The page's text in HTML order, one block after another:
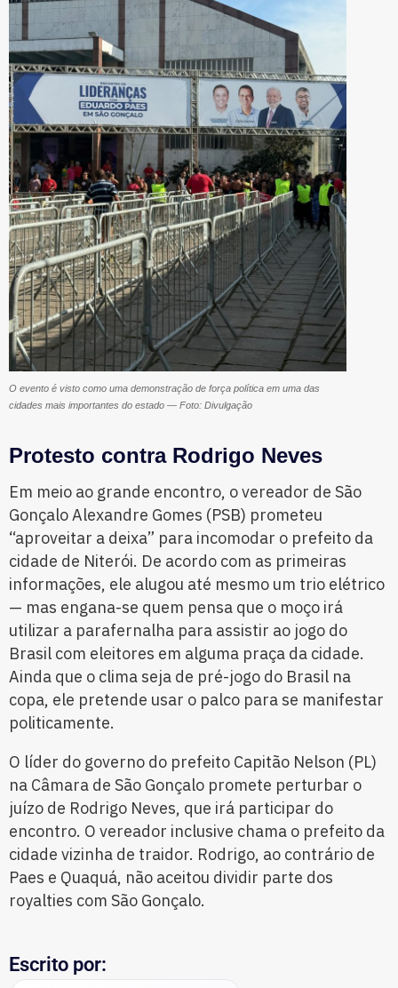
O evento é visto como uma demonstração de força política em uma das
cidades mais importantes do estado — Foto: Divulgação
Protesto contra Rodrigo Neves
Em meio ao grande encontro, o vereador de São
Gonçalo Alexandre Gomes (PSB) prometeu
“aproveitar a deixa” para incomodar o prefeito da
cidade de Niterói. De acordo com as primeiras
informações, ele alugou até mesmo um trio elétrico
— mas engana-se quem pensa que o moço irá
utilizar a parafernalha para assistir ao jogo do
Brasil com eleitores em alguma praça da cidade.
Ainda que o clima seja de pré-jogo do Brasil na
copa, ele pretende usar o palco para se manifestar
politicamente.
O líder do governo do prefeito Capitão Nelson (PL)
na Câmara de São Gonçalo promete perturbar o
juízo de Rodrigo Neves, que irá participar do
encontro. O vereador inclusive chama o prefeito da
cidade vizinha de traidor. Rodrigo, ao contrário de
Paes e Quaquá, não aceitou dividir parte dos
royalties com São Gonçalo.
Escrito por: